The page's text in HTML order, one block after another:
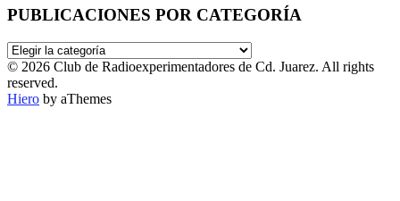
PUBLICACIONES POR CATEGORÍA
PUBLICACIONES
POR
CATEGORÍA
© 2026 Club de Radioexperimentadores de Cd. Juarez. All rights
reserved.
Hiero by aThemes